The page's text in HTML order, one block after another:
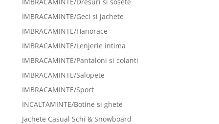
IMBRACAMINTE/Geci si jachete
IMBRACAMINTE/Hanorace
IMBRACAMINTE/Lenjerie intima
IMBRACAMINTE/Pantaloni si colanti
IMBRACAMINTE/Salopete
IMBRACAMINTE/Sport
INCALTAMINTE/Botine si ghete
Jachete Casual Schi & Snowboard